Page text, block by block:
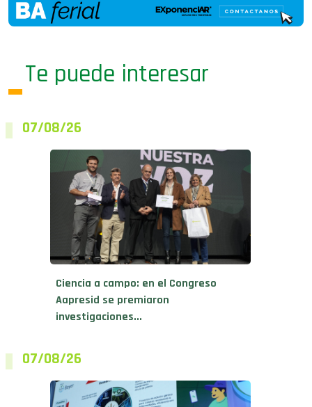
Te puede interesar
07/08/26
Ciencia a campo: en el Congreso
Aapresid se premiaron
investigaciones...
07/08/26